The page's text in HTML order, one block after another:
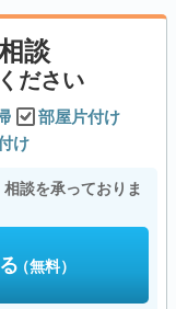
談
ださい
部屋片付け
け
談を承っておりま
（無料）